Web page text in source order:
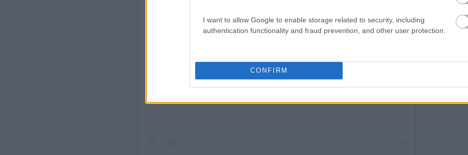
I want to allow Google to enable storage related to security, including
authentication functionality and fraud prevention, and other user protection.
CONFIRM
Δείτε αυτή τη δημοσίευση στο Instagram.